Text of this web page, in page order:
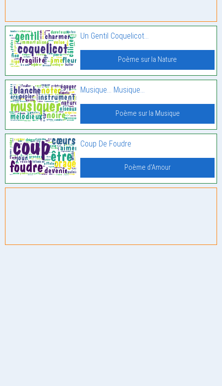
Un Gentil Coquelicot…
Poème sur la Nature
Musique… Musique…
Poème sur la Musique
Coup De Foudre
Poème d'Amour